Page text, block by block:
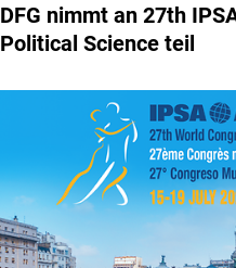
DFG nimmt an 27th
Political Science teil